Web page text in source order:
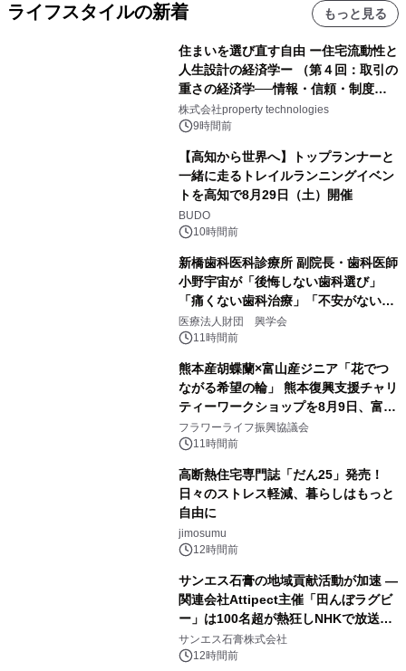
ライフスタイルの新着 もっと見る
住まいを選び直す自由 ー住宅流動性と
人生設計の経済学ー （第４回：取引の
重さの経済学──情報・信頼・制度を
PropTechはどう組み替えるか）｜
PropTech-Lab
株式会社property technologies
9時間前
【高知から世界へ】トップランナーと
一緒に走るトレイルランニングイベン
トを高知で8月29日（土）開催
BUDO
10時間前
新橋歯科医科診療所 副院長・歯科医師
小野宇宙が「後悔しない歯科選び」
「痛くない歯科治療」「不安がない治
療計画」をテーマに専門監修
医療法人財団 興学会
11時間前
熊本産胡蝶蘭×富山産ジニア「花でつ
ながる希望の輪」 熊本復興支援チャリ
ティーワークショップを8月9日、富
山・射水で開催
フラワーライフ振興協議会
11時間前
高断熱住宅専門誌「だん25」発売！
日々のストレス軽減、暮らしはもっと
自由に
jimosumu
12時間前
サンエス石膏の地域貢献活動が加速 ―
関連会社Attipect主催「田んぼラグビ
ー」は100名超が熱狂しNHKで放送さ
れました。
サンエス石膏株式会社
12時間前